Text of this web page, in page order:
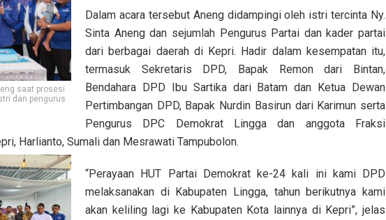
saat prosesi
dan pengurus
Dalam acara tersebut Aneng didampingi oleh istri tercinta Ny.
Sinta Aneng dan sejumlah Pengurus Partai dan kader partai
dari berbagai daerah di Kepri. Hadir dalam kesempatan itu,
termasuk Sekretaris DPD, Bapak Remon dari Bintan,
Bendahara DPD Ibu Sartika dari Batam dan Ketua Dewan
Pertimbangan DPD, Bapak Nurdin Basirun dari Karimun serta
Pengurus DPC Demokrat Lingga dan anggota Fraksi
Harlianto, Sumali dan Mesrawati Tampubolon.
“Perayaan HUT Partai Demokrat ke-24 kali ini kami DPD
melaksanakan di Kabupaten Lingga, tahun berikutnya kami
akan keliling lagi ke Kabupaten Kota lainnya di Kepri”, jelas